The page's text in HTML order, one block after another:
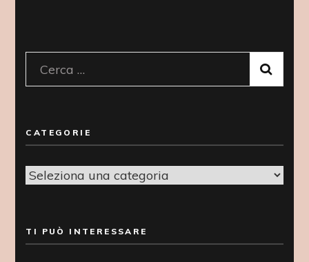
Ricerca
per:
CATEGORIE
Categorie
TI PUÒ INTERESSARE